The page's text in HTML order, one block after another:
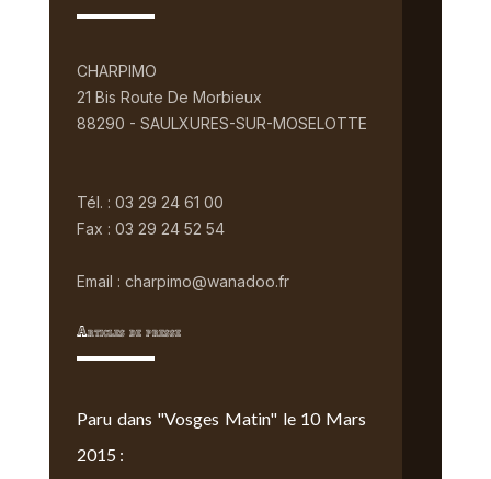
CHARPIMO
21 Bis Route De Morbieux
88290 - SAULXURES-SUR-MOSELOTTE
Tél. : 03 29 24 61 00
Fax : 03 29 24 52 54
Email : charpimo@wanadoo.fr
Articles de presse
Paru dans "Vosges Matin" le 10 Mars
2015 :